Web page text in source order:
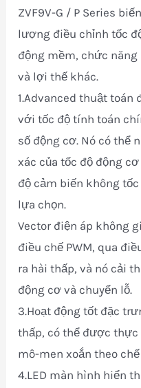
ZVF9V-G / P Series
lượng điều chỉnh tốc
động mềm, chức năng
và lợi thế khác.
1.Advanced thuật
với tốc độ tính toán
số động cơ. Nó có thể
xác của tốc độ động
độ cảm biến không tốc
lựa chọn.
Vector điện áp không
điều chế PWM, qua
ra hài thấp, và nó cải
động cơ và chuyển lỗ.
3.Hoạt động tốt đặc
thấp, có thể được thực
mô-men xoắn theo
4.LED màn hình hiển